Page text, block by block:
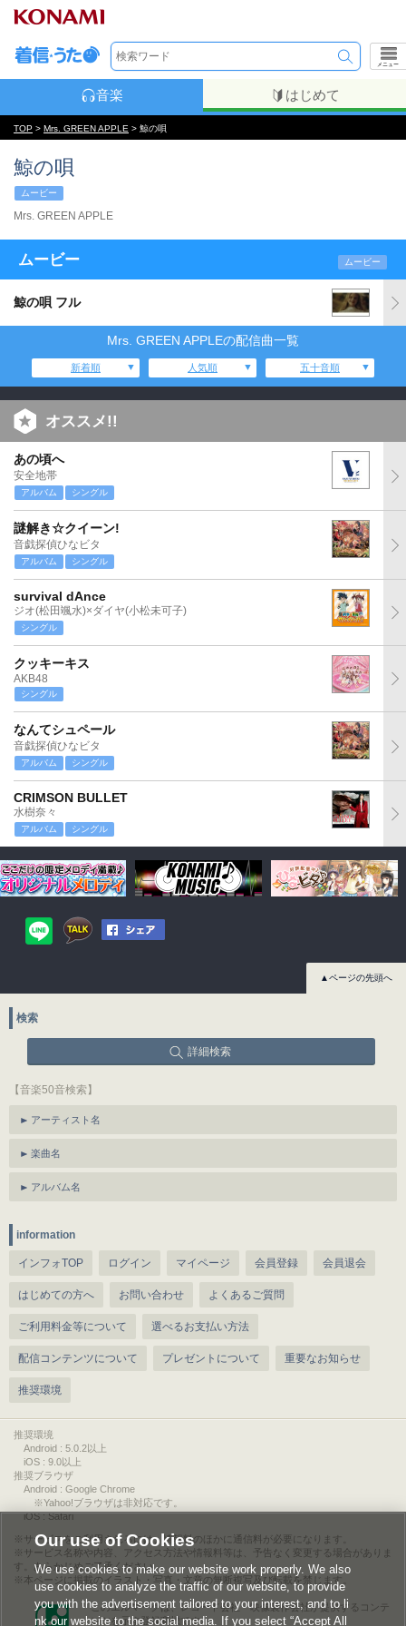
メニュー
音楽 はじめて
TOP > Mrs. GREEN APPLE > 鯨の唄
鯨の唄
ムービー
Mrs. GREEN APPLE
ムービー ムービー
鯨の唄 フル
Mrs. GREEN APPLEの配信曲一覧
新着順 人気順 五十音順
オススメ!!
あの頃へ
安全地帯
アルバム シングル
謎解き☆クイーン!
音戯探偵ひなビタ
アルバム シングル
survival dAnce
ジオ(松田颯水)×ダイヤ(小松未可子)
シングル
クッキーキス
AKB48
シングル
なんてシュペール
音戯探偵ひなビタ
アルバム シングル
CRIMSON BULLET
水樹奈々
アルバム シングル
▲ページの先頭へ
検索
詳細検索
【音楽50音検索】
アーティスト名
楽曲名
アルバム名
information
インフォTOP ログイン マイページ 会員登録 会員退会
はじめての方へ お問い合わせ よくあるご質問
ご利用料金等について 選べるお支払い方法
配信コンテンツについて プレゼントについて 重要なお知らせ
推奨環境
推奨環境
Android : 5.0.2以上
iOS : 9.0以上
推奨ブラウザ
Android : Google Chrome
※Yahoo!ブラウザは非対応です。
iOS : Safari
サービスをご利用されるには、情報料のほかに通信料が必要になります。
サービス名称や内容、アクセス方法や情報料等は、予告なく変更する場合がありま
す。あらかじめご了承ください。
本ページに掲載のイラスト・写真・文章の無断複写及び転載を禁じます。
このエルマークは、レコード会社・映像製作会社が提供するコンテ
ンツを示す登録商標です。
Our use of Cookies
We use cookies to make our website work properly. We also
use cookies to analyze the traffic of our website, to provide
you with the advertisement tailored to your interest, and to li
nk our website to the social media. If you select “Accept All